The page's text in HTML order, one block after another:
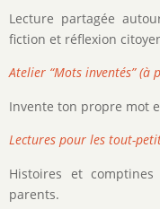
Lecture partagée
fiction et réflexion
Atelier “Mots inventés” (à
Invente ton propre mot
Lectures pour les tout-
Histoires et
parents.